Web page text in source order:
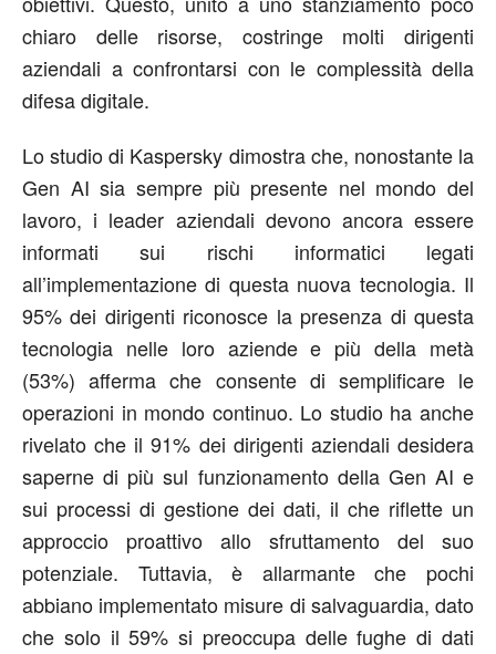
chiaro delle risorse, costringe molti dirigenti
aziendali a confrontarsi con le complessità della
difesa digitale.
Lo studio di Kaspersky dimostra che, nonostante la
Gen AI sia sempre più presente nel mondo del
lavoro, i leader aziendali devono ancora essere
informati sui rischi informatici legati
all’implementazione di questa nuova tecnologia. Il
95% dei dirigenti riconosce la presenza di questa
tecnologia nelle loro aziende e più della metà
(53%) afferma che consente di semplificare le
operazioni in mondo continuo. Lo studio ha anche
rivelato che il 91% dei dirigenti aziendali desidera
saperne di più sul funzionamento della Gen AI e
sui processi di gestione dei dati, il che riflette un
approccio proattivo allo sfruttamento del suo
potenziale. Tuttavia, è allarmante che pochi
abbiano implementato misure di salvaguardia, dato
che solo il 59% si preoccupa delle fughe di dati